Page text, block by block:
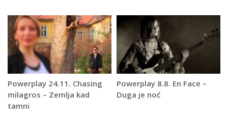
Powerplay 24.11. Chasing
milagros – Zemlja kad
tamni
Powerplay 8.8. En Face –
Duga je noć